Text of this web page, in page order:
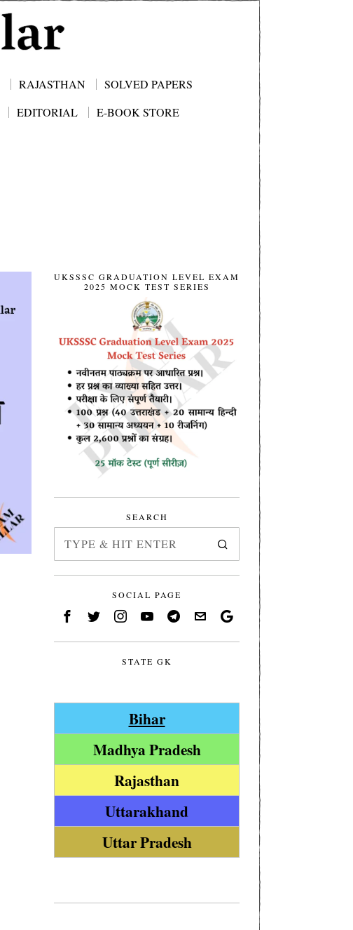
RAJASTHAN
SOLVED PAPERS
EDITORIAL
E-BOOK STORE
UKSSSC GRADUATION LEVEL EXAM
2025 MOCK TEST SERIES
SEARCH
SOCIAL PAGE
STATE GK
Bihar
Madhya Pradesh
Rajasthan
Uttarakhand
Uttar Pradesh